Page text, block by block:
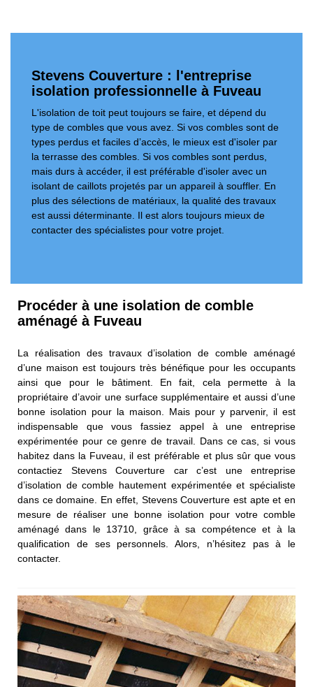
Stevens Couverture : l'entreprise
isolation professionnelle à Fuveau
L'isolation de toit peut toujours se faire, et dépend du
type de combles que vous avez. Si vos combles sont de
types perdus et faciles d’accès, le mieux est d'isoler par
la terrasse des combles. Si vos combles sont perdus,
mais durs à accéder, il est préférable d'isoler avec un
isolant de caillots projetés par un appareil à souffler. En
plus des sélections de matériaux, la qualité des travaux
est aussi déterminante. Il est alors toujours mieux de
contacter des spécialistes pour votre projet.
Procéder à une isolation de comble
aménagé à Fuveau
La réalisation des travaux d’isolation de comble aménagé
d’une maison est toujours très bénéfique pour les occupants
ainsi que pour le bâtiment. En fait, cela permette à la
propriétaire d’avoir une surface supplémentaire et aussi d’une
bonne isolation pour la maison. Mais pour y parvenir, il est
indispensable que vous fassiez appel à une entreprise
expérimentée pour ce genre de travail. Dans ce cas, si vous
habitez dans la Fuveau, il est préférable et plus sûr que vous
contactiez Stevens Couverture car c’est une entreprise
d’isolation de comble hautement expérimentée et spécialiste
dans ce domaine. En effet, Stevens Couverture est apte et en
mesure de réaliser une bonne isolation pour votre comble
aménagé dans le 13710, grâce à sa compétence et à la
qualification de ses personnels. Alors, n’hésitez pas à le
contacter.